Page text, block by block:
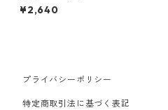
パーブランクス MIDI ハードカ
バー 罫線 モネ 菊の花
¥2,640
プライバシーポリシー
特定商取引法に基づく表記